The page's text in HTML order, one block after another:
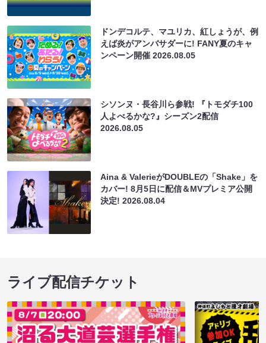
ドンデコルテ、マユリカ、紅しょうが、例
えば炎がアンバサダーに! FANY夏のキャ
ンペーン開催2026.08.05
シソンヌ・長谷川ら参戦! 『トモダチ100
人よべるかな?』シーズン2配信
2026.08.05
Aina & ValerieがDOUBLEの「Shake」を
カバー! 8月5日に配信＆MVプレミア公開
決定!2026.08.04
ライブ配信チケット